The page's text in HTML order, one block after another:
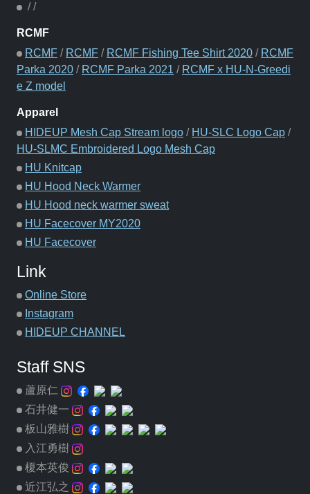
//
RCMF
RCMF / RCMF / RCMF Fishing Tee Shirt 2020 / RCMF
Parka 2020 / RCMF Parka 2021 / RCMF x HU-N-Greedi
e Z model
Apparel
HIDEUP Mesh Cap Stream logo / HU-SLC Logo Cap /
HU-SLMC Embroidered Logo Mesh Cap
HU Knitcap
HU Hood Neck Warmer
HU Hood neck warmer sweat
HU Facecover MY2020
HU Facecover
Link
Online Store
Instagram
HIDEUP CHANNEL
Staff SNS
蘆原仁
石井健一
板山雅樹
入江勇樹
榎本英俊
近江弘之